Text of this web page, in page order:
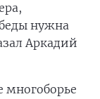
нужна
Аркадий
многоборье